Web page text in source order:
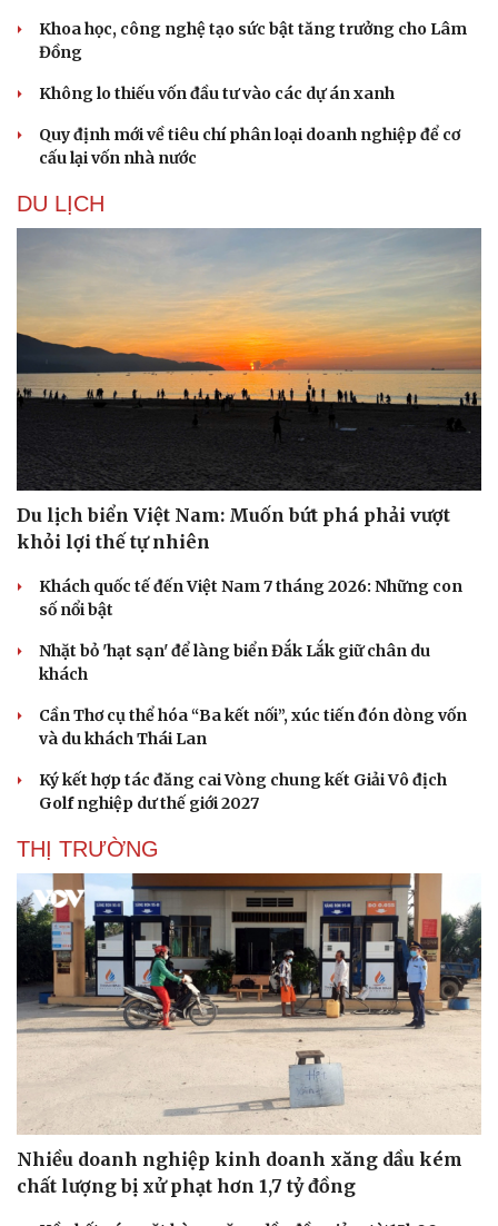
Sức khỏe
Dinh dưỡng - món ngon
Cây thuốc
Sản phụ khoa
Nam khoa
Làm đẹp - giảm cân
Phòng mạch online
Ăn sạch sống khỏe
Đời sống
Nhà đẹp
Blog
Tình yêu - Gia đình
Khoa học, công nghệ tạo sức bật tăng trưởng cho Lâm
Đồng
Không lo thiếu vốn đầu tư vào các dự án xanh
Quy định mới về tiêu chí phân loại doanh nghiệp để cơ
cấu lại vốn nhà nước
DU LỊCH
Du lịch biển Việt Nam: Muốn bứt phá phải vượt
khỏi lợi thế tự nhiên
Khách quốc tế đến Việt Nam 7 tháng 2026: Những con
số nổi bật
Nhặt bỏ 'hạt sạn' để làng biển Đắk Lắk giữ chân du
khách
Cần Thơ cụ thể hóa “Ba kết nối”, xúc tiến đón dòng vốn
và du khách Thái Lan
Ký kết hợp tác đăng cai Vòng chung kết Giải Vô địch
Golf nghiệp dư thế giới 2027
THỊ TRƯỜNG
Nhiều doanh nghiệp kinh doanh xăng dầu kém
chất lượng bị xử phạt hơn 1,7 tỷ đồng